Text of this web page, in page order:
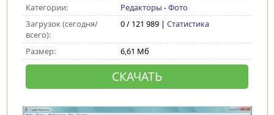
Категории:
Редакторы -Фото
Загрузок (сегодня/
всего):
0 / 121 989 | Статистика
Размер: 6,61 Мб
СКАЧАТЬ